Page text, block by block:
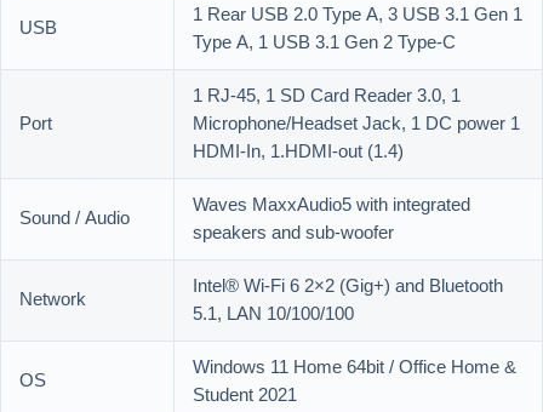
USB
1 Rear USB 2.0 Type A, 3 USB 3.1 Gen 1
Type A, 1 USB 3.1 Gen 2 Type-C
Port
1 RJ-45, 1 SD Card Reader 3.0, 1
Microphone/Headset Jack, 1 DC power 1
HDMI-In, 1.HDMI-out (1.4)
Sound / Audio
Waves MaxxAudio5 with integrated
speakers and sub-woofer
Network
Intel® Wi-Fi 6 2×2 (Gig+) and Bluetooth
5.1, LAN 10/100/100
OS
Windows 11 Home 64bit / Office Home &
Student 2021